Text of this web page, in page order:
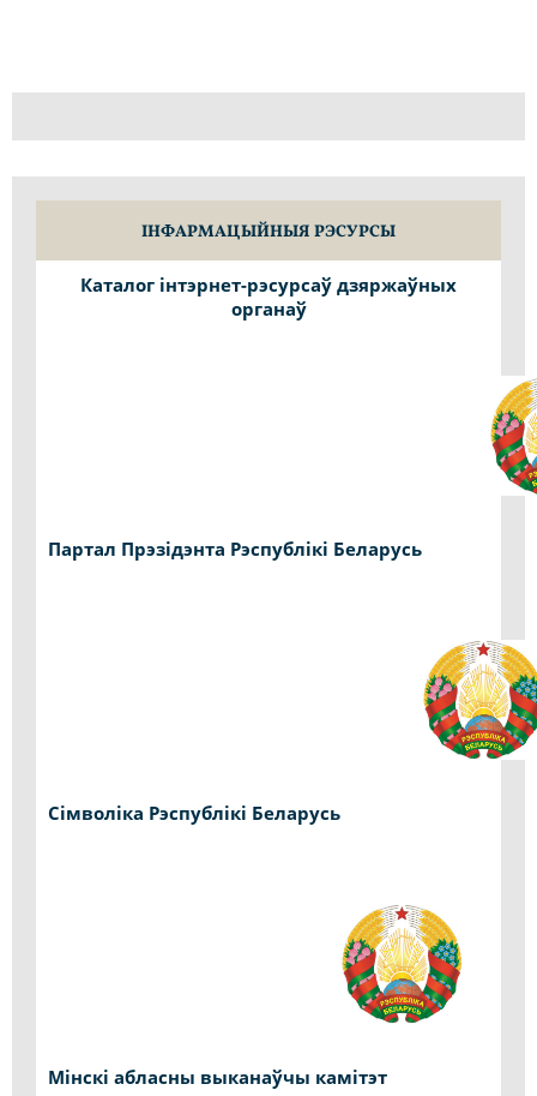
ІНФАРМАЦЫЙНЫЯ РЭСУРСЫ
Каталог інтэрнет-рэсурсаў дзяржаўных
органаў
Партал Прэзідэнта Рэспублікі Беларусь
Сімволіка Рэспублікі Беларусь
Мінскі абласны выканаўчы камітэт